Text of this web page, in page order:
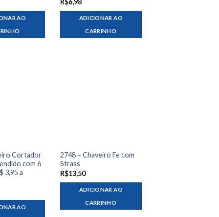
AO
R$6,98
ADICIONAR AO
CARRINHO
Cortador
com 6
3,95 a
AO
2748 – Chaveiro Fe com
Strass
R$13,50
ADICIONAR AO
CARRINHO